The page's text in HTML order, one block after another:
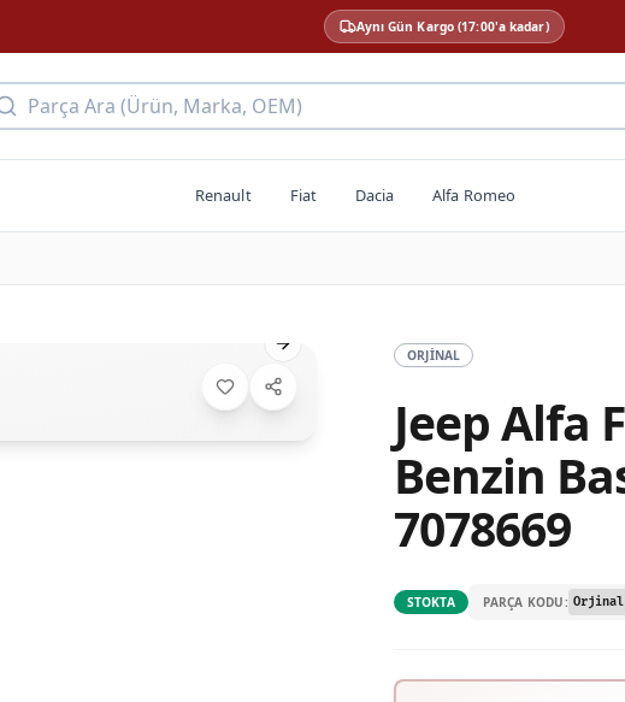
Aynı Gün Kargo (17:00'a kadar)
Parça Ara (Ürün, Marka, OEM)
Renault Fiat Dacia Alfa Romeo
Next slide ORJINAL
Jeep Alfa
Benzin
7078669
STOKTA PARÇA KODU: Orjinal